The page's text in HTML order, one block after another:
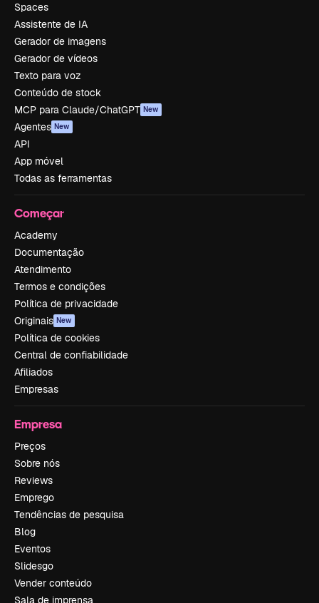
Spaces
Assistente de IA
Gerador de imagens
Gerador de vídeos
Texto para voz
Conteúdo de stock
MCP para Claude/ChatGPT New
Agentes New
API
App móvel
Todas as ferramentas
Começar
Academy
Documentação
Atendimento
Termos e condições
Política de privacidade
Originais New
Política de cookies
Central de confiabilidade
Afiliados
Empresas
Empresa
Preços
Sobre nós
Reviews
Emprego
Tendências de pesquisa
Blog
Eventos
Slidesgo
Vender conteúdo
Sala de imprensa